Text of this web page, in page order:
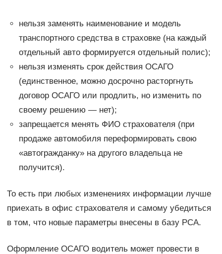
нельзя заменять наименование и модель
транспортного средства в страховке (на каждый
отдельный авто формируется отдельный полис);
нельзя изменять срок действия ОСАГО
(единственное, можно досрочно расторгнуть
договор ОСАГО или продлить, но изменить по
своему решению — нет);
запрещается менять ФИО страхователя (при
продаже автомобиля переформировать свою
«автогражданку» на другого владельца не
получится).
То есть при любых изменениях информации лучше
приехать в офис страхователя и самому убедиться
в том, что новые параметры внесены в базу РСА.
Оформление ОСАГО водитель может провести в